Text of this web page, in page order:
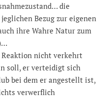
die
Bezug zur eigenen
ihre Wahre Natur zum
Reaktion nicht verkehrt
soll, er verteidigt sich
bei dem er angestellt ist,
verwerflich